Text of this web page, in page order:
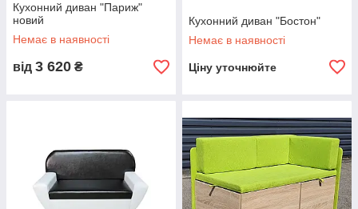
Кухонний диван "Париж"
новий
Немає в наявності
від 3 620 ₴
Кухонний диван "Бостон"
Немає в наявності
Ціну уточнюйте